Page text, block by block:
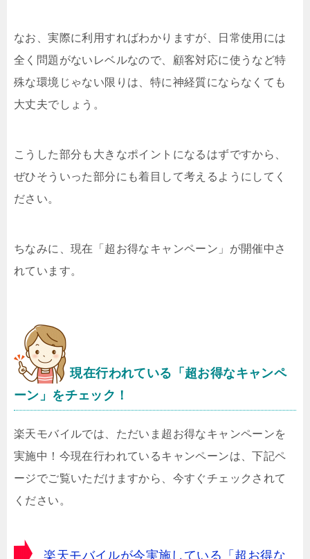
なお、実際に利用すればわかりますが、日常使用には
全く問題がないレベルなので、顧客対応に使うなど特
殊な環境じゃない限りは、特に神経質にならなくても
大丈夫でしょう。
こうした部分も大きなポイントになるはずですから、
ぜひそういった部分にも着目して考えるようにしてく
ださい。
ちなみに、現在「超お得なキャンペーン」が開催中さ
れています。
現在行われている「超お得なキャンペ
ーン」をチェック！
楽天モバイルでは、ただいま超お得なキャンペーンを
実施中！今現在行われているキャンペーンは、下記ペ
ージでご覧いただけますから、今すぐチェックされて
ください。
楽天モバイルが今実施している「超お得な